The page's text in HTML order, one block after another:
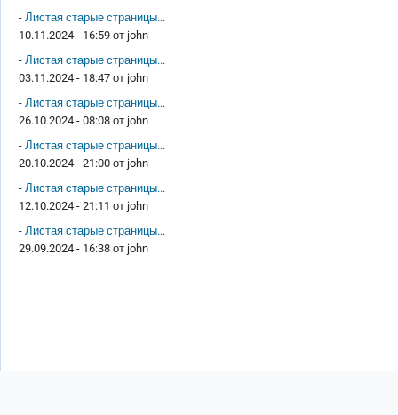
- Листая старые страницы...
10.11.2024 - 16:59 от john
- Листая старые страницы...
03.11.2024 - 18:47 от john
- Листая старые страницы...
26.10.2024 - 08:08 от john
- Листая старые страницы...
20.10.2024 - 21:00 от john
- Листая старые страницы...
12.10.2024 - 21:11 от john
- Листая старые страницы...
29.09.2024 - 16:38 от john